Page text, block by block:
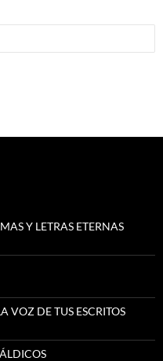
Y LETRAS ETERNAS
VOZ DE TUS ESCRITOS